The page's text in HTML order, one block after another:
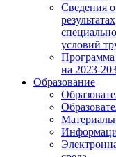
Сведения о
результатах
условий
Программа
на 2023-
Образование